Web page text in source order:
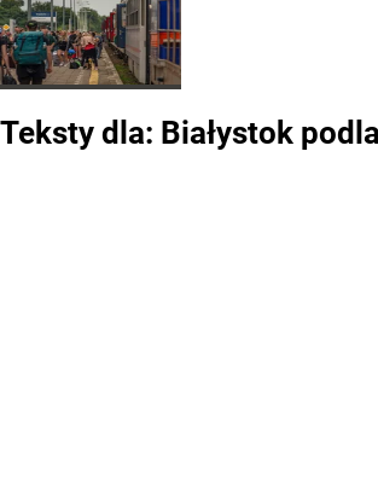
Teksty dla: Białystok